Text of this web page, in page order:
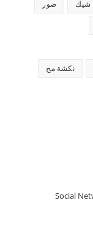
شيك صور
نكشة مخ